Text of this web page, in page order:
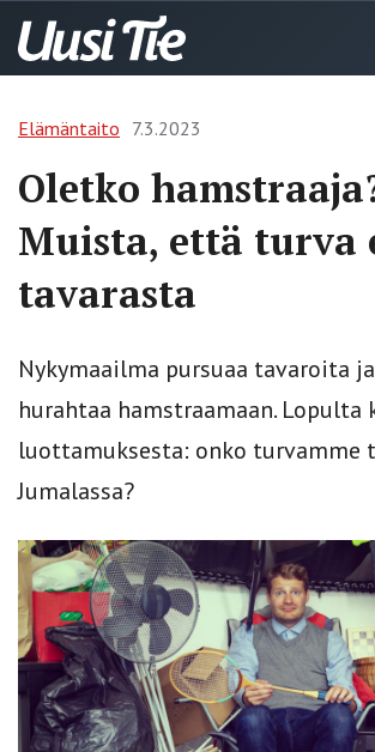
Elämäntaito 7.3.2023
Oletko
Muista, että turva
tavarasta
Nykymaailma pursuaa tavaroita
hurahtaa hamstraamaan. Lopulta
luottamuksesta: onko turvamme
Jumalassa?